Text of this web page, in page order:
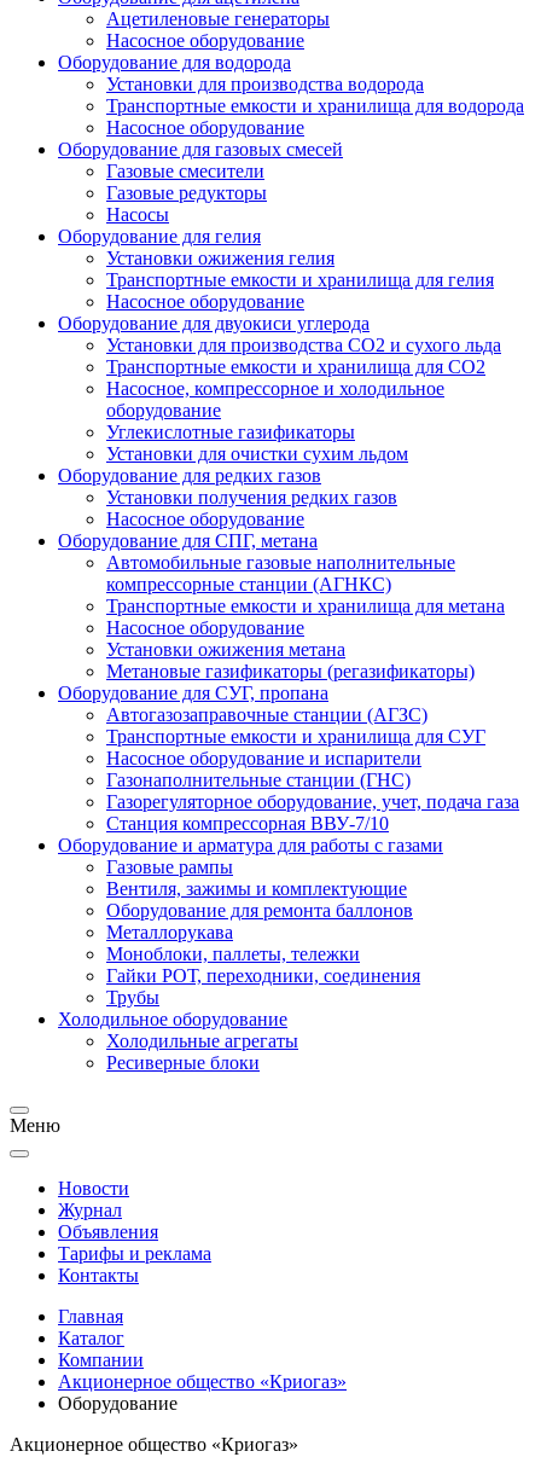
Ацетиленовые генераторы
Насосное оборудование
Оборудование для водорода
Установки для производства водорода
Транспортные емкости и хранилища для водорода
Насосное оборудование
Оборудование для газовых смесей
Газовые смесители
Газовые редукторы
Насосы
Оборудование для гелия
Установки ожижения гелия
Транспортные емкости и хранилища для гелия
Насосное оборудование
Оборудование для двуокиси углерода
Установки для производства СО2 и сухого льда
Транспортные емкости и хранилища для CO2
Насосное, компрессорное и холодильное
оборудование
Углекислотные газификаторы
Установки для очистки сухим льдом
Оборудование для редких газов
Установки получения редких газов
Насосное оборудование
Оборудование для СПГ, метана
Автомобильные газовые наполнительные
компрессорные станции (АГНКС)
Транспортные емкости и хранилища для метана
Насосное оборудование
Установки ожижения метана
Метановые газификаторы (регазификаторы)
Оборудование для СУГ, пропана
Автогазозаправочные станции (АГЗС)
Транспортные емкости и хранилища для СУГ
Насосное оборудование и испарители
Газонаполнительные станции (ГНС)
Газорегуляторное оборудование, учет, подача газа
Станция компрессорная ВВУ-7/10
Оборудование и арматура для работы с газами
Газовые рампы
Вентиля, зажимы и комплектующие
Оборудование для ремонта баллонов
Металлорукава
Моноблоки, паллеты, тележки
Гайки РОТ, переходники, соединения
Трубы
Холодильное оборудование
Холодильные агрегаты
Ресиверные блоки
Меню
Новости
Журнал
Объявления
Тарифы и реклама
Контакты
Главная
Каталог
Компании
Акционерное общество «Криогаз»
Оборудование
Акционерное общество «Криогаз»